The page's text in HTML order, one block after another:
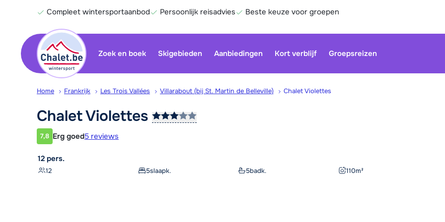
Compleet wintersportaanbod Persoonlijk reisadvies Beste keuze voor groepen
Zoek en boek Skigebieden Aanbiedingen Kort verblijf Groepsreizen
Home Frankrijk Les Trois Vallées Villarabout (bij St. Martin de Belleville) Chalet Violettes
ChaletViolettes
Klantwaardering
7,8 Erg goed5 reviews
12 pers.
12 5slaapk. 5badk. 110m²